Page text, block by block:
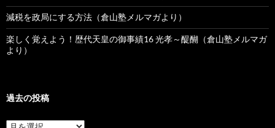
減税を政局にする方法（倉山塾メルマガより）
楽しく覚えよう！歴代天皇の御事績16 光孝～醍醐（倉山塾メルマガ
より）
過去の投稿
過